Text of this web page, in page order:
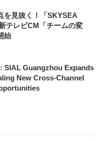
を見抜く！「SKYSEA
テレビCM「チームの変
始
SIAL Guangzhou Expands
New Cross-Channel